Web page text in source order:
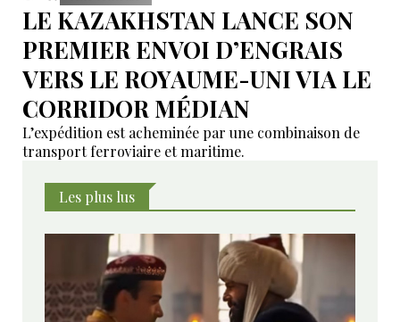
LE KAZAKHSTAN LANCE SON
PREMIER ENVOI D’ENGRAIS
VERS LE ROYAUME-UNI VIA LE
CORRIDOR MÉDIAN
L’expédition est acheminée par une combinaison de
transport ferroviaire et maritime.
Les plus lus